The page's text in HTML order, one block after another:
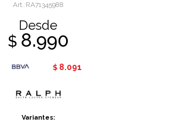
RA71345988
Desde
$ 8.990
$ 8.091
Variantes: